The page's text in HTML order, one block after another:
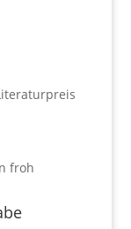
froh